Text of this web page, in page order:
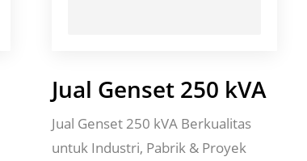
Jual Genset 250 kVA
Jual Genset 250 kVA Berkualitas
untuk Industri, Pabrik & Proyek